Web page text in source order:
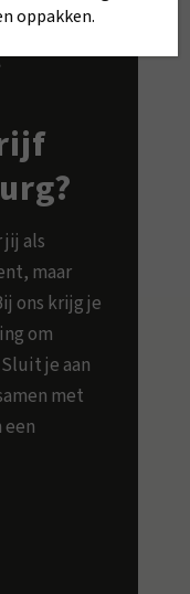
jij als
maar
ons krijg je
om
je aan
met
een
oppakken.